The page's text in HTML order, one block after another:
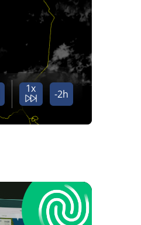
1x -2h